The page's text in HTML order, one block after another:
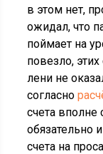
в этом нет,
ожидал, что
поймает на
повезло,
лени не
согласно
счета вполне
обязательно
счета на